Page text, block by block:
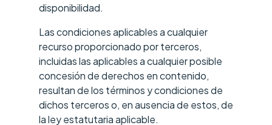
disponibilidad.
Las condiciones aplicables a cualquier
recurso proporcionado por terceros,
incluidas las aplicables a cualquier posible
concesión de derechos en contenido,
resultan de los términos y condiciones de
dichos terceros o, en ausencia de estos, de
la ley estatutaria aplicable.